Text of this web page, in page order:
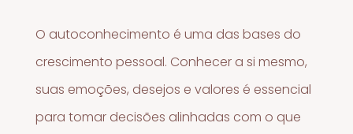
O autoconhecimento é uma das bases do
crescimento pessoal. Conhecer a si mesmo,
suas emoções, desejos e valores é essencial
para tomar decisões alinhadas com o que